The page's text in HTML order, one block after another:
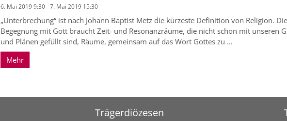
6. Mai 2019 9:30 - 7. Mai 2019 15:30
„Unterbrechung“ ist nach Johann Baptist Metz die kürzeste Definition von Religion. Die
Begegnung mit Gott braucht Zeit- und Resonanzräume, die nicht schon mit unseren
und Plänen gefüllt sind, Räume, gemeinsam auf das Wort Gottes zu ...
Mehr
Trägerdiözesen